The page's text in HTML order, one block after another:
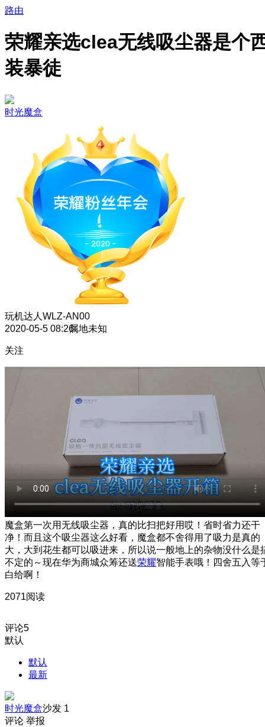
路由
荣耀亲选clea无线吸尘器是个
装暴徒
时光魔盒
玩机达人 WLZ-AN00
2020-05-5 08:26属地未知
关注
魔盒第一次用无线吸尘器，真的比扫把好用哎！省时省力还干
净！而且这个吸尘器这么好看，魔盒都不舍得用了吸力是真的
大，大到花生都可以吸进来，所以说一般地上的杂物没什么是
不定的～现在华为商城众筹还送荣耀智能手表哦！四舍五入等
白给啊！
2071阅读
评论5
默认
默认
最新
时光魔盒沙发 1
评论 举报